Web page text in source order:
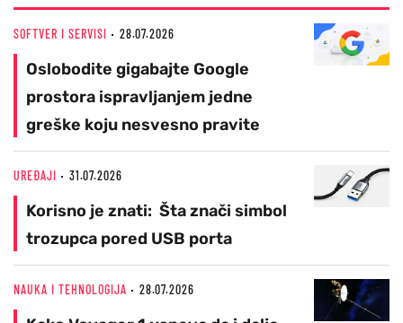
SOFTVER I SERVISI 28.07.2026
Oslobodite gigabajte Google
prostora ispravljanjem jedne
greške koju nesvesno pravite
UREĐAJI 31.07.2026
Korisno je znati: Šta znači simbol
trozupca pored USB porta
NAUKA I TEHNOLOGIJA 28.07.2026